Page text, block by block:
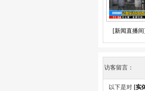
[新闻直播
访客留言：
以下是对 [实